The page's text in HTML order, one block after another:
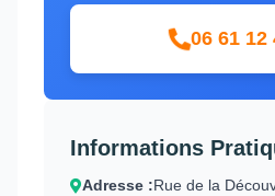
06 61 12
Informations
Adresse :Rue de la